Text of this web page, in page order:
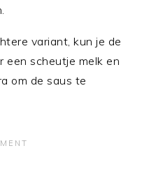
variant, kun je de
een scheutje melk en
om de saus te